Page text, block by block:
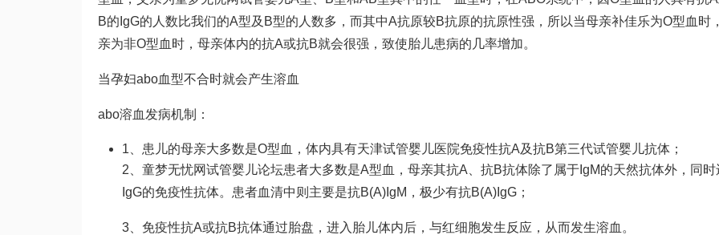
B的IgG的人数比我们的A型及B型的人数多，而其中A抗原较B抗原的抗原性强，所以当母亲补佳乐为O型血时
亲为非O型血时，母亲体内的抗A或抗B就会很强，致使胎儿患病的几率增加。
当孕妇abo血型不合时就会产生溶血
abo溶血发病机制：
1、患儿的母亲大多数是O型血，体内具有天津试管婴儿医院免疫性抗A及抗B第三代试管婴儿抗体；
2、 童梦无忧网试管婴儿论坛患者大多数是A型血，母亲其抗A、抗B抗体除了属于IgM的天然抗体外，同时
IgG的免疫性抗体。患者血清中则主要是抗B(A)IgM，极少有抗B(A)IgG；
3、免疫性抗A或抗B抗体通过胎盘，进入胎儿体内后，与红细胞发生反应，从而发生溶血。